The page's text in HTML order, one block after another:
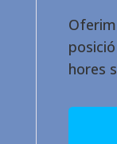
hores